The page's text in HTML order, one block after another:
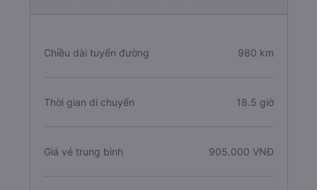
Chiều dài tuyến đường 980 km
Thời gian di chuyển 18.5 giờ
Giá vé trung bình 905.000 VNĐ